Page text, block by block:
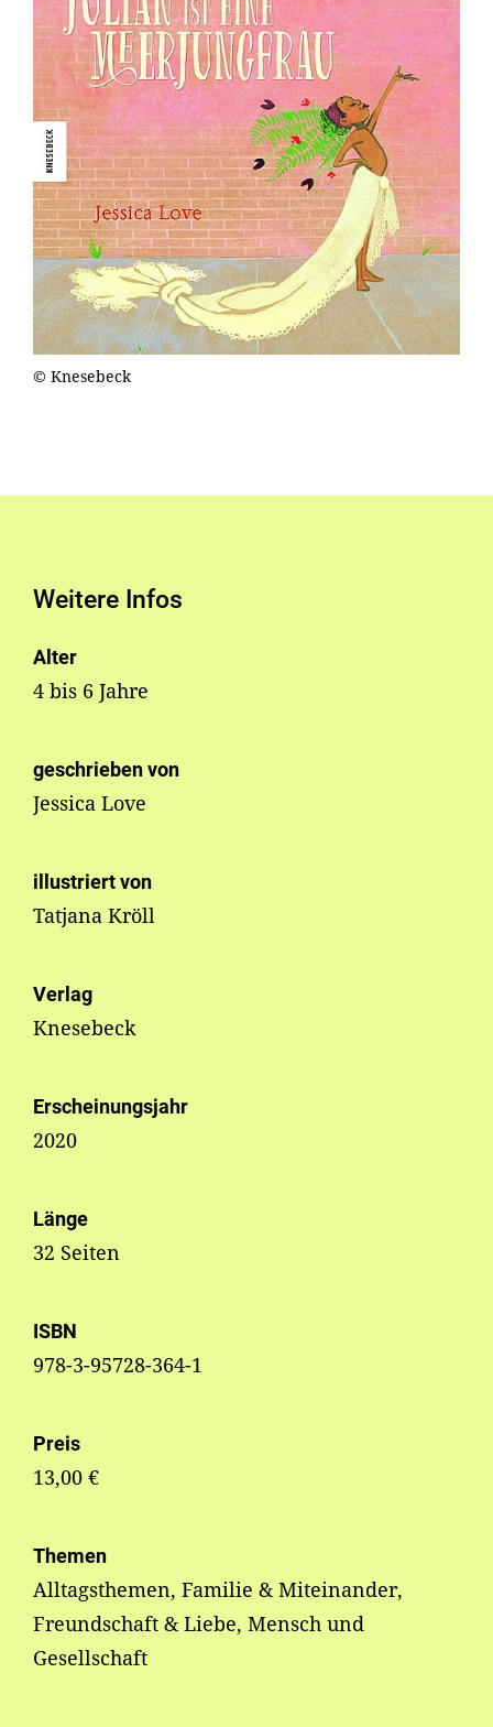
© Knesebeck
Weitere Infos
Alter
4 bis 6 Jahre
geschrieben von
Jessica Love
illustriert von
Tatjana Kröll
Verlag
Knesebeck
Erscheinungsjahr
2020
Länge
32 Seiten
ISBN
978-3-95728-364-1
Preis
13,00 €
Themen
Alltagsthemen, Familie & Miteinander,
Freundschaft & Liebe, Mensch und
Gesellschaft